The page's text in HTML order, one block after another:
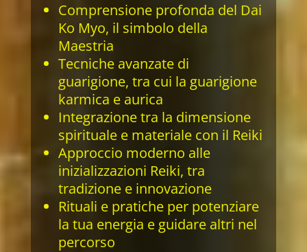
Comprensione profonda del Dai
Ko Myo, il simbolo della
Maestria
Tecniche avanzate di
guarigione, tra cui la guarigione
karmica e aurica
Integrazione tra la dimensione
spirituale e materiale con il Reiki
Approccio moderno alle
inizializzazioni Reiki, tra
tradizione e innovazione
Rituali e pratiche per potenziare
la tua energia e guidare altri nel
percorso